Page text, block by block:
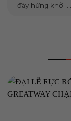
đầy hứng khởi ...